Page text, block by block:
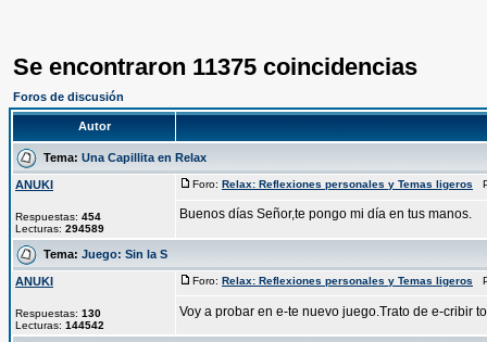
Se encontraron 11375 coincidencias
Foros de discusión
Autor
Tema: Una Capillita en Relax
ANUKI
Respuestas: 454
Lecturas: 294589
Foro: Relax: Reflexiones personales y Temas ligeros
Buenos días Señor,te pongo mi día en tus manos.
Tema: Juego: Sin la S
ANUKI
Respuestas: 130
Lecturas: 144542
Foro: Relax: Reflexiones personales y Temas ligeros
Voy a probar en e-te nuevo juego.Trato de e-cribir